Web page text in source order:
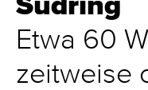
Südring
Etwa 60
zeitweise